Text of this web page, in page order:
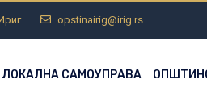
opstinairig@irig.rs
ЛОКАЛНА САМОУПРАВА